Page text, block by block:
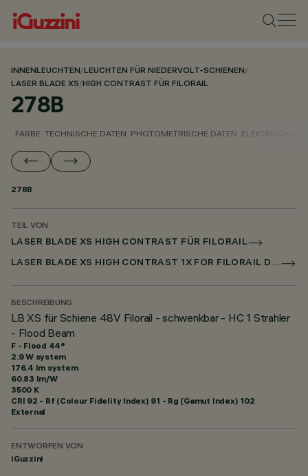
INNENLEUCHTEN/LEUCHTEN FÜR NIEDERVOLT-SCHIENEN/
LASER BLADE XS/HIGH CONTRAST FÜR FILORAIL
278B
FARBE TECHNISCHE DATEN PHOTOMETRISCHE DATEN ELEKTRISCHE
278B
TEIL VON
LASER BLADE XS HIGH CONTRAST FÜR FILORAIL
LASER BLADE XS HIGH CONTRAST 1X FOR FILORAIL DALI BROADCAST
BESCHREIBUNG
LB XS für Schiene 48V Filorail - schwenkbar - HC 1 Strahler
- Flood Beam
F - Flood 44°
2.9 W system
176.4 lm system
60.83 lm/W
3500 K
CRI 92 - Rf (Colour Fidelity Index) 91 - Rg (Gamut Index) 102
External
ENTWORFEN VON
iGuzzini